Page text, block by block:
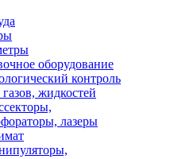
оборудование
контроль
жидкостей
лазеры